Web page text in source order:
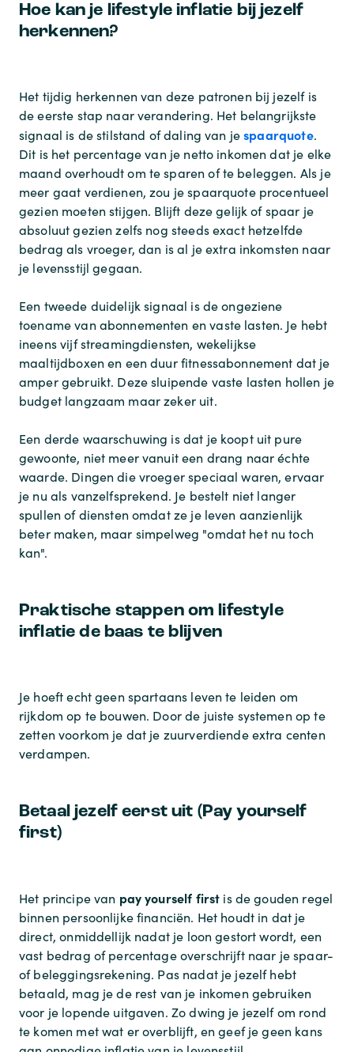
Hoe kan je lifestyle inflatie bij jezelf
herkennen?
Het tijdig herkennen van deze patronen bij jezelf is
de eerste stap naar verandering. Het belangrijkste
signaal is de stilstand of daling van jespaarquote.
Dit is het percentage van je netto inkomen dat je elke
maand overhoudt om te sparen of te beleggen. Als je
meer gaat verdienen, zou je spaarquote procentueel
gezien moeten stijgen. Blijft deze gelijk of spaar je
absoluut gezien zelfs nog steeds exact hetzelfde
bedrag als vroeger, dan is al je extra inkomsten naar
je levensstijl gegaan.
Een tweede duidelijk signaal is de ongeziene
toename van abonnementen en vaste lasten. Je hebt
ineens vijf streamingdiensten, wekelijkse
maaltijdboxen en een duur fitnessabonnement dat je
amper gebruikt. Deze sluipende vaste lasten hollen je
budget langzaam maar zeker uit.
Een derde waarschuwing is dat je koopt uit pure
gewoonte, niet meer vanuit een drang naar échte
waarde. Dingen die vroeger speciaal waren, ervaar
je nu als vanzelfsprekend. Je bestelt niet langer
spullen of diensten omdat ze je leven aanzienlijk
beter maken, maar simpelweg "omdat het nu toch
kan".
Praktische stappen om lifestyle
inflatie de baas te blijven
Je hoeft echt geen spartaans leven te leiden om
rijkdom op te bouwen. Door de juiste systemen op te
zetten voorkom je dat je zuurverdiende extra centen
verdampen.
Betaal jezelf eerst uit (Pay yourself
first)
Het principe van pay yourself first is de gouden regel
binnen persoonlijke financiën. Het houdt in dat je
direct, onmiddellijk nadat je loon gestort wordt, een
vast bedrag of percentage overschrijft naar je spaar-
of beleggingsrekening. Pas nadat je jezelf hebt
betaald, mag je de rest van je inkomen gebruiken
voor je lopende uitgaven. Zo dwing je jezelf om rond
te komen met wat er overblijft, en geef je geen kans